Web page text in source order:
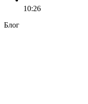
10:26
Блог